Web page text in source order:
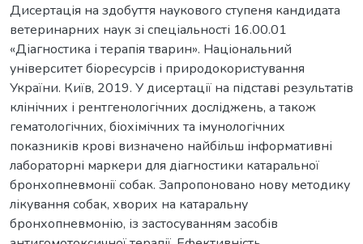
Дисертація на здобуття наукового ступеня кандидата
ветеринарних наук зі спеціальності 16.00.01
«Діагностика і терапія тварин». Національний
університет біоресурсів і природокористування
України. Київ, 2019. У дисертації на підставі результатів
клінічних і рентгенологічних досліджень, а також
гематологічних, біохімічних та імунологічних
показників крові визначено найбільш інформативні
лабораторні маркери для діагностики катаральної
бронхопневмонії собак. Запропоновано нову методику
лікування собак, хворих на катаральну
бронхопневмонію, із застосуванням засобів